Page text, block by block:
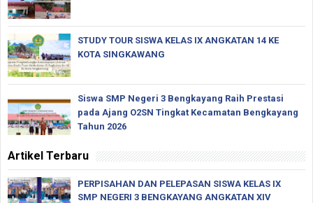
STUDY TOUR SISWA KELAS IX ANGKATAN 14 KE
KOTA SINGKAWANG
Siswa SMP Negeri 3 Bengkayang Raih Prestasi
pada Ajang O2SN Tingkat Kecamatan Bengkayang
Tahun 2026
Artikel Terbaru
PERPISAHAN DAN PELEPASAN SISWA KELAS IX
SMP NEGERI 3 BENGKAYANG ANGKATAN XIV